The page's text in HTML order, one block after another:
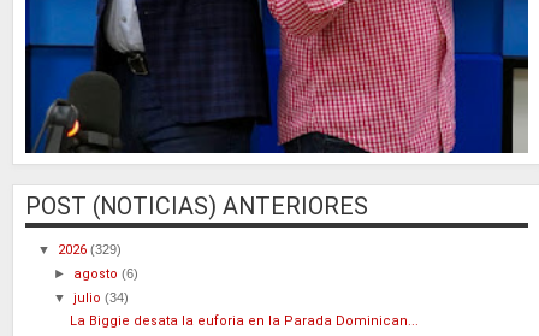
POST (NOTICIAS) ANTERIORES
▼ 2026 (329)
► agosto(6)
▼julio(34)
La Biggie desata la euforia en la Parada Dominican...